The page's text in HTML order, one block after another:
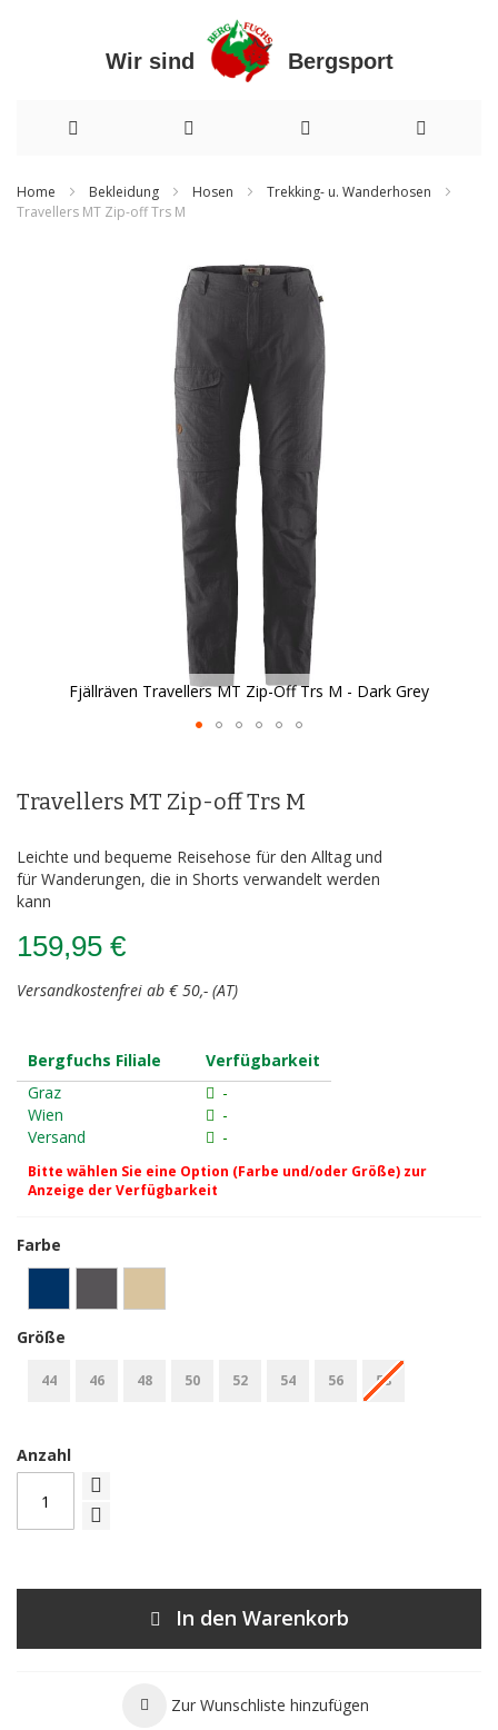
Wir sind Bergsport
zum
Home Bekleidung Hosen
Trekking- u. Wanderhosen
Travellers MT Zip-off Trs M
Fjällräven Travellers MT Zip-Off Trs M - Dark Grey
der
Travellers MT Zip-off Trs M
Leichte und bequeme Reisehose für den Alltag und
für Wanderungen, die in Shorts verwandelt werden
kann
159,95 €
Versandkostenfrei ab € 50,- (AT)
Bergfuchs Filiale
Verfügbarkeit
Graz
-
Wien
-
Versand
-
Bitte wählen Sie eine Option (Farbe und/oder Größe) zur
Anzeige der Verfügbarkeit
Farbe
Größe
44 46 48 50 52 54 56 58
Anzahl
In den Warenkorb
Zur Wunschliste hinzufügen